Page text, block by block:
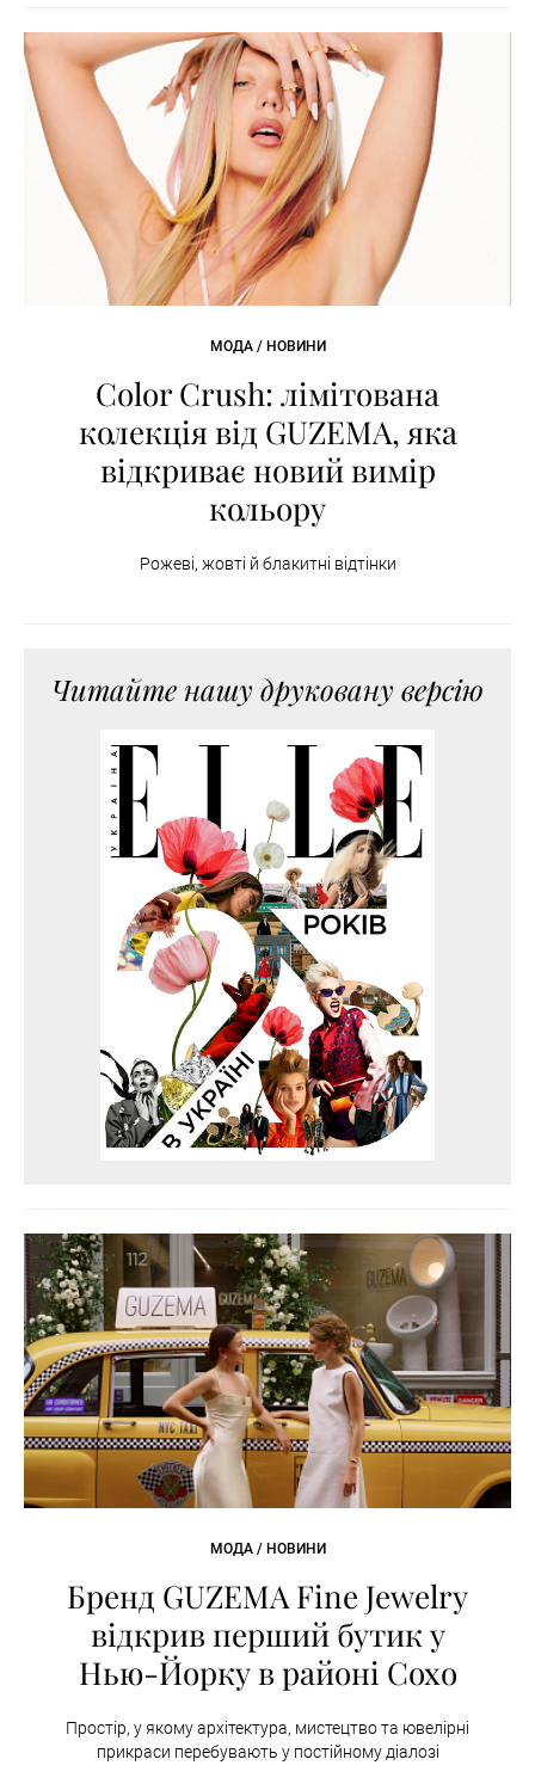
МОДА / НОВИНИ
Color Crush: лімітована
колекція від GUZEMA, яка
відкриває новий вимір
кольору
Рожеві, жовті й блакитні відтінки
Читайте нашу друковану версію
МОДА / НОВИНИ
Бренд GUZEMA Fine Jewelry
відкрив перший бутик у
Нью-Йорку в районі Сохо
Простір, у якому архітектура, мистецтво та ювелірні
прикраси перебувають у постійному діалозі